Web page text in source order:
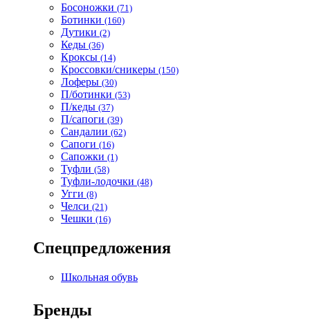
Босоножки (71)
Ботинки (160)
Дутики (2)
Кеды (36)
Кроксы (14)
Кроссовки/сникеры (150)
Лоферы (30)
П/ботинки (53)
П/кеды (37)
П/сапоги (39)
Сандалии (62)
Сапоги (16)
Сапожки (1)
Туфли (58)
Туфли-лодочки (48)
Угги (8)
Челси (21)
Чешки (16)
Спецпредложения
Школьная обувь
Бренды